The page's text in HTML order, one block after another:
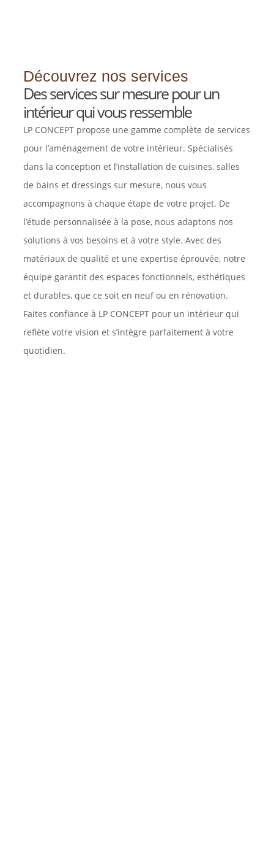
Découvrez nos services
Des services sur mesure pour un
intérieur qui vous ressemble
LP CONCEPT propose une gamme complète de services
pour l’aménagement de votre intérieur. Spécialisés
dans la conception et l’installation de cuisines, salles
de bains et dressings sur mesure, nous vous
accompagnons à chaque étape de votre projet. De
l’étude personnalisée à la pose, nous adaptons nos
solutions à vos besoins et à votre style. Avec des
matériaux de qualité et une expertise éprouvée, notre
équipe garantit des espaces fonctionnels, esthétiques
et durables, que ce soit en neuf ou en rénovation.
Faites confiance à LP CONCEPT pour un intérieur qui
reflète votre vision et s’intègre parfaitement à votre
quotidien.